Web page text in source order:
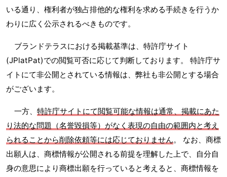
いる通り、権利者が独占排他的な権利を求める手続きを行うか
わりに広く公示されるべきものです。
ブランドテラスにおける掲載基準は、特許庁サイト
(JPlatPat)での閲覧可否に応じて判断しております。 特許庁サ
イトにて非公開とされている情報は、弊社も非公開とする場合
がございます。
一方、 特許庁サイトにて閲覧可能な情報は通常、掲載にあた
り法的な問題（名誉毀損等）がなく表現の自由の範囲内と考え
られることから削除依頼等には応じておりません。 なお、商標
出願人は、商標情報が公開される前提を理解した上で、自分自
身の意思により商標出願を行っていると考えると、商標情報を